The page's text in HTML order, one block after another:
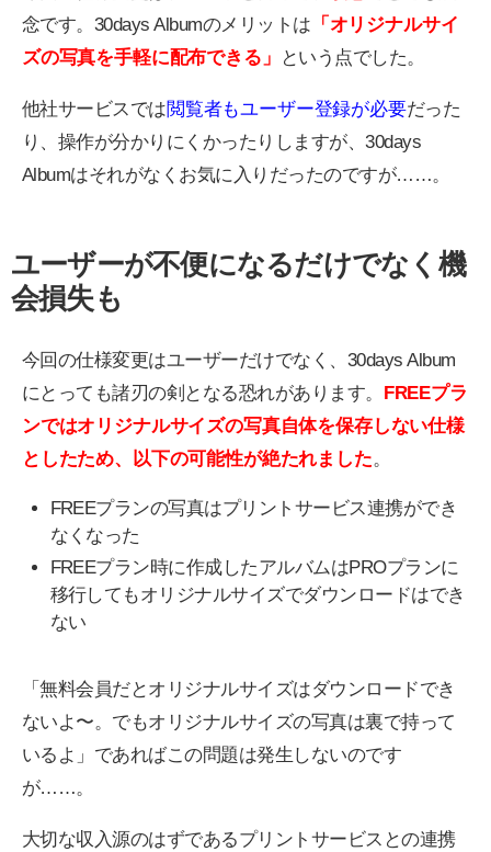
念です。30days Albumのメリットは 「オリジナルサイ
ズの写真を手軽に配布できる」
という点でした。
他社サービスでは閲覧者もユーザー登録が必要だった
り、操作が分かりにくかったりしますが、30days
Albumはそれがなくお気に入りだったのですが……。
ユーザーが不便になるだけでなく機
会損失も
今回の仕様変更はユーザーだけでなく、30days Album
にとっても諸刃の剣となる恐れがあります。 FREEプラ
ンではオリジナルサイズの写真自体を保存しない仕様
としたため、以下の可能性が絶たれました。
FREEプランの写真はプリントサービス連携ができ
なくなった
FREEプラン時に作成したアルバムはPROプランに
移行してもオリジナルサイズでダウンロードはでき
ない
「無料会員だとオリジナルサイズはダウンロードでき
ないよ〜。でもオリジナルサイズの写真は裏で持って
いるよ」であればこの問題は発生しないのです
が……。
大切な収入源のはずであるプリントサービスとの連携